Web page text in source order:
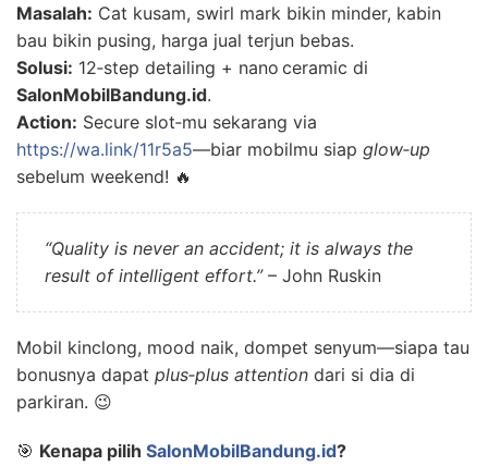
Masalah: Cat kusam, swirl mark bikin minder, kabin
bau bikin pusing, harga jual terjun bebas.
Solusi: 12‑step detailing + nano ceramic di
SalonMobilBandung.id.
Action: Secure slot‑mu sekarang via
https://wa.link/11r5a5—biar mobilmu siap glow‑up
sebelum weekend! 🔥
“Quality is never an accident; it is always the
result of intelligent effort.”– John Ruskin
Mobil kinclong, mood naik, dompet senyum—siapa tau
bonusnya dapat plus‑plus attention dari si dia di
parkiran. 😉
🎯 Kenapa pilih SalonMobilBandung.id?